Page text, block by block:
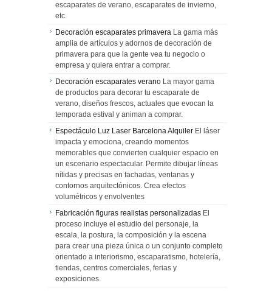
escaparates de verano, escaparates de invierno,
etc.
Decoración escaparates primavera La gama más
amplia de artículos y adornos de decoración de
primavera para que la gente vea tu negocio o
empresa y quiera entrar a comprar.
Decoración escaparates verano La mayor gama
de productos para decorar tu escaparate de
verano, diseños frescos, actuales que evocan la
temporada estival y animan a comprar.
Espectáculo Luz Laser Barcelona Alquiler El láser
impacta y emociona, creando momentos
memorables que convierten cualquier espacio en
un escenario espectacular. Permite dibujar líneas
nítidas y precisas en fachadas, ventanas y
contornos arquitectónicos. Crea efectos
volumétricos y envolventes
Fabricación figuras realistas personalizadas El
proceso incluye el estudio del personaje, la
escala, la postura, la composición y la escena
para crear una pieza única o un conjunto completo
orientado a interiorismo, escaparatismo, hotelería,
tiendas, centros comerciales, ferias y
exposiciones.